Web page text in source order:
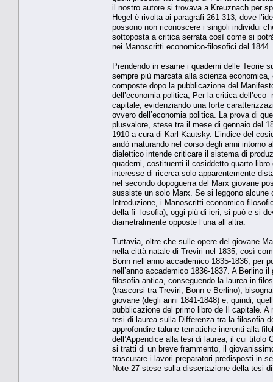
il nostro autore si trovava a Kreuznach per
Hegel è rivolta ai paragrafi 261-313, dove
possono non riconoscere i singoli individui
sottoposta a critica serrata così come si
nei Manoscritti economico-filosofici del 1844.
Prendendo in esame i quaderni delle Teorie
sempre più marcata alla scienza
composte dopo la pubblicazione del
dell’economia politica, Per la critica
capitale, evidenziando una forte
ovvero dell’economia politica. La prova di
plusvalore, stese tra il mese di gennaio del
1910 a cura di Karl Kautsky. L’indice del
andò maturando nel corso degli anni
dialettico intende criticare il sistema di
quaderni, costituenti il cosiddetto quarto
interesse di ricerca solo apparentemente
nel secondo dopoguerra del Marx giovane
sussiste un solo Marx. Se si leggono
Introduzione, i Manoscritti economico-
della fi- losofia), oggi più di ieri, si può e si
diametralmente opposte l’una all’altra.
Tuttavia, oltre che sulle opere del giovane
nella città natale di Treviri nel 1835, così
Bonn nell’anno accademico 1835-1836, per
nell’anno accademico 1836-1837. A Berlino
filosofia antica, conseguendo la laurea in
(trascorsi tra Treviri, Bonn e Berlino),
giovane (degli anni 1841-1848) e, quindi,
pubblicazione del primo libro de Il capitale.
tesi di laurea sulla Differenza tra la filosofia
approfondire talune tematiche inerenti alla
dell’Appendice alla tesi di laurea, il cui titolo
si tratti di un breve frammento, il
trascurare i lavori preparatori predisposti in
Note 27 stese sulla dissertazione della tesi